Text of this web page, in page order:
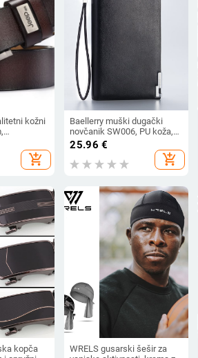
kožni
ležeran
add_shopping_cart
Baellerry muški dugački
novčanik SW006, PU koža,
poslovni stil, kopča i
zatvarač, podstava poliester
25.96 €
add_shopping_cart
kopča
WRELS gusarski šešir za